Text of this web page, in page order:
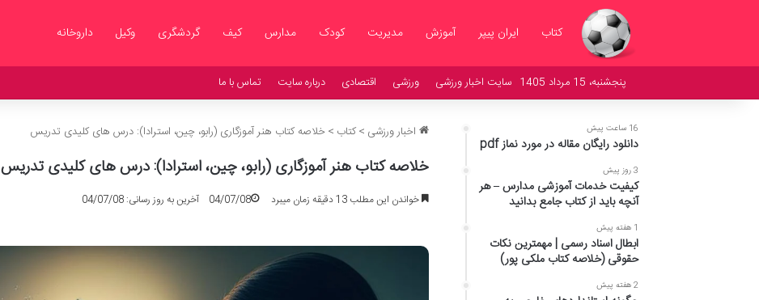
کتاب ایران پیپر آموزش مدیریت کودک مدارس کیف گردشگری وکیل داروخانه
پنجشنبه، 15 مرداد 1405 سایت اخبار ورزشی ورزشی اقتصادی درباره سایت تماس با ما
اخبار ورزشی >کتاب >خلاصه کتاب هنر آموزگاری (رابو، چین، استرادا): درس های کلیدی تدریس
خلاصه کتاب هنر آموزگاری (رابو، چین، استرادا): درس های کلیدی تدریس
04/07/08 آخرین به روز رسانی: 04/07/08 خواندن این مطلب 13 دقیقه زمان میبرد
16 ساعت پیش
دانلود رایگان مقاله در مورد نماز pdf
3 روز پیش
کیفیت خدمات آموزشی مدارس – هر
آنچه باید از کتاب جامع بدانید
1 هفته پیش
ابطال اسناد رسمی | مهمترین نکات
حقوقی (خلاصه کتاب ملکی پور)
2 هفته پیش